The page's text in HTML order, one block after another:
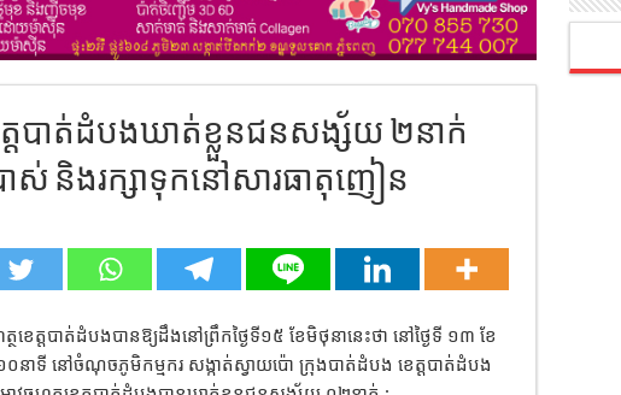
ត្តបាត់ដំបងឃាត់ខ្លួនជនសង្ស័យ ២នាក់
ាស់ និងរក្សាទុកនៅសារធាតុញៀន
ថខេត្តបាត់ដំបងបានឱ្យដឹងនៅព្រឹកថ្ងៃទី១៥ ខែមិថុនានេះថា នៅថ្ងៃទី ១៣ ខែ
នាទី នៅចំណុចភូមិកម្មករ សង្កាត់ស្វាយប៉ោ ក្រុងបាត់ដំបង ខេត្តបាត់ដំបង